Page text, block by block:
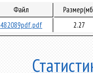
Файл
482089pdf.pdf
2.27